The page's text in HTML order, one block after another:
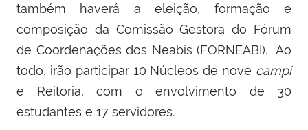
também haverá a eleição, formação e
composição da Comissão Gestora do Fórum
de Coordenações dos Neabis (FORNEABI). Ao
todo, irão participar 10 Núcleos de nove campi
e Reitoria, com o envolvimento de 30
estudantes e 17 servidores.